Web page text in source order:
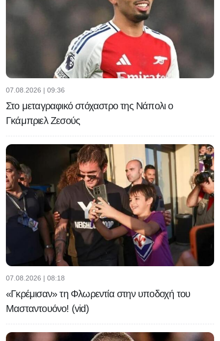
07.08.2026 | 09:36
Στο μεταγραφικό στόχαστρο της Νάπολι ο
Γκάμπριελ Ζεσούς
07.08.2026 | 08:18
«Γκρέμισαν» τη Φλωρεντία στην υποδοχή του
Μασταντουόνο! (vid)